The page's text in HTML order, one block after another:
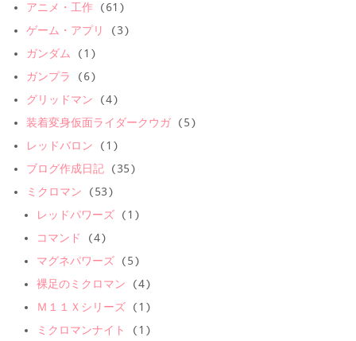
アニメ・工作 (61)
ゲーム・アプリ
(3)
ガンダム
(1)
ガンプラ
(6)
グリッドマン (4)
装着変身仮面ライダークウガ (5)
レッドバロン (1)
ブログ作成日記 (35)
ミクロマン (53)
レッドパワーズ (1)
コマンド
(4)
マグネパワーズ (5)
裸足のミクロマン (4)
Ｍ１１Ｘシリーズ (1)
ミクロマンナイト
(1)